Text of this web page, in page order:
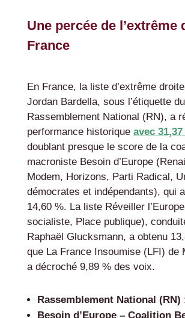
Une percée de l’extrême
France
En France, la liste d’extrême
Jordan Bardella, sous l’étiquette du
Rassemblement National (RN), a
performance historique avec
doublant presque le score de la
macroniste Besoin d’Europe
Modem, Horizons, Parti Radical,
démocrates et indépendants), qui
14,60 %. La liste Réveiller
socialiste, Place publique),
Raphaël Glucksmann, a obtenu
que La France Insoumise (LFI) de
a décroché 9,89 % des voix.
Rassemblement National (RN)
Besoin d’Europe – Coalition